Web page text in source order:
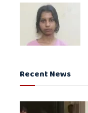
Recent News